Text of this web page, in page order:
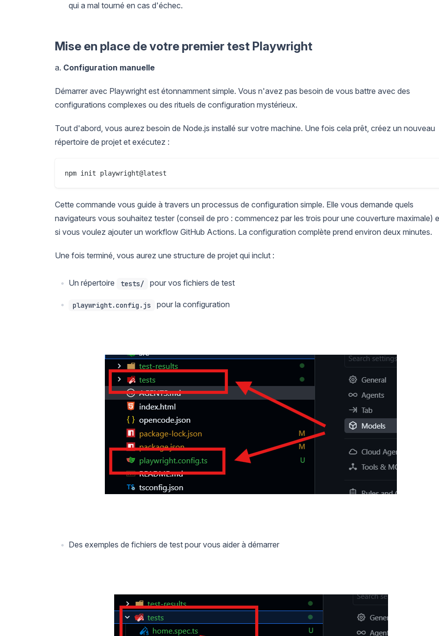
qui a mal tourné en cas d'échec.
Mise en place de votre premier test Playwright
a. Configuration manuelle
Démarrer avec Playwright est étonnamment simple. Vous n'avez pas besoin de vous battre avec des
configurations complexes ou des rituels de configuration mystérieux.
Tout d'abord, vous aurez besoin de Node.js installé sur votre machine. Une fois cela prêt, créez un nouveau
répertoire de projet et exécutez :
Cette commande vous guide à travers un processus de configuration simple. Elle vous demande quels
navigateurs vous souhaitez tester (conseil de pro : commencez par les trois pour une couverture maximale)
si vous voulez ajouter un workflow GitHub Actions. La configuration complète prend environ deux minutes.
Une fois terminé, vous aurez une structure de projet qui inclut :
Un répertoire tests/ pour vos fichiers de test
playwright.config.js pour la configuration
Des exemples de fichiers de test pour vous aider à démarrer